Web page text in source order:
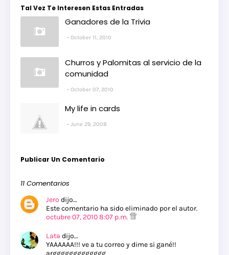
Tal Vez Te Interesen Estas Entradas
Ganadores de la Trivia
October 11, 2010
Churros y Palomitas al servicio de la
comunidad
October 07, 2010
My life in cards
June 29, 2008
Publicar Un Comentario
11 Comentarios
Jero dijo…
Este comentario ha sido eliminado por el autor.
octubre 07, 2010 8:07 p.m.
Lata dijo…
YAAAAAA!!! ve a tu correo y dime si gané!!